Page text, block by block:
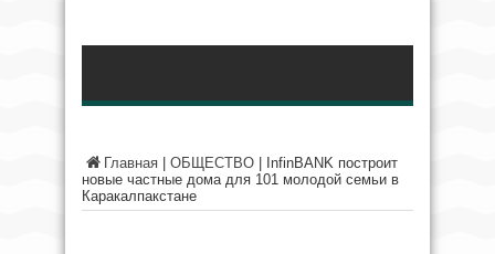
Главная ОБЩЕСТВО
InfinBANK построит
новые частные дома для 101 молодой семьи в
Каракалпакстане